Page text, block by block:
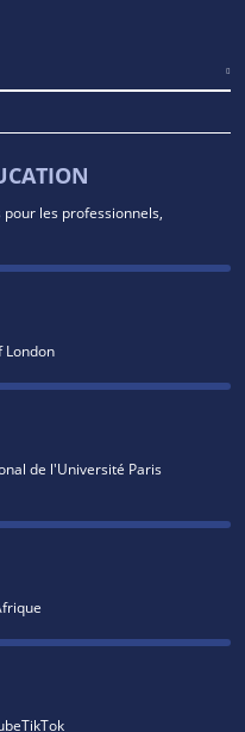
les professionnels,
London
de l'Université Paris
TikTok